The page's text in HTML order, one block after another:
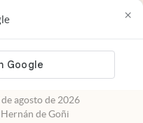
×
Comercial S.A Registro de
agosto de 2026
de Goñi